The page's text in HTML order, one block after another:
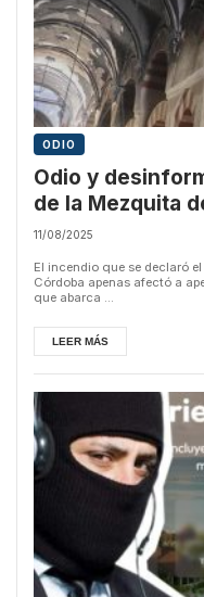
ODIO
Odio y
de la Mezquita
11/08/2025
El incendio que se declaró
Córdoba apenas afectó a
que abarca ...
LEER MÁS